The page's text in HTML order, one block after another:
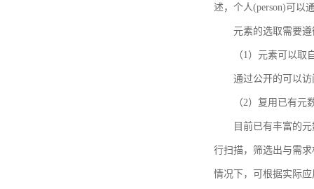
述，个人(person)可以
元素的选取需要
（1）元素可以取
通过公开的可以
（2）复用已有元
目前已有丰富的
行扫描，筛选出与需
情况下，可根据实际